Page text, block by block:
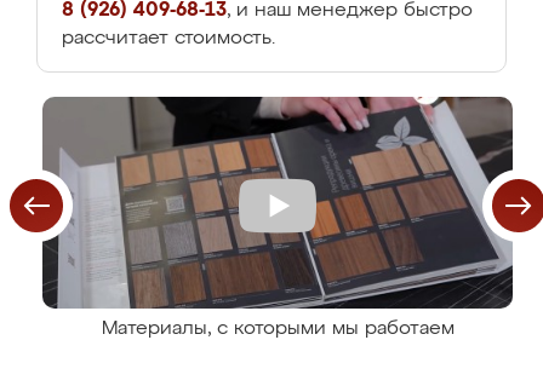
8 (926) 409-68-13, и наш менеджер быстро
рассчитает стоимость.
Материалы, с которыми мы работаем